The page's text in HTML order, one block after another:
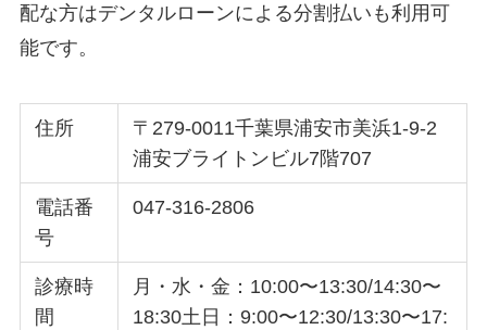
配な方はデンタルローンによる分割払いも利用可
能です。
住所
〒279-0011千葉県浦安市美浜1-9-2
浦安ブライトンビル7階707
電話番
号
047-316-2806
診療時
間
月・水・金：10:00〜13:30/14:30〜
18:30土日：9:00〜12:30/13:30〜17: